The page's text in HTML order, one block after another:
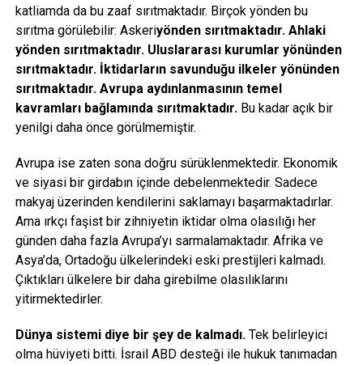
katliamda da bu zaaf sırıtmaktadır. Birçok yönden bu
sırıtma görülebilir: Askeriyönden sırıtmaktadır. Ahlaki
yönden sırıtmaktadır. Uluslararası kurumlar yönünden
sırıtmaktadır. İktidarların savunduğu ilkeler yönünden
sırıtmaktadır. Avrupa aydınlanmasının temel
kavramları bağlamında sırıtmaktadır.Bu kadar açık bir
yenilgi daha önce görülmemiştir.
Avrupa ise zaten sona doğru sürüklenmektedir. Ekonomik
ve siyasi bir girdabın içinde debelenmektedir. Sadece
makyaj üzerinden kendilerini saklamayı başarmaktadırlar.
Ama ırkçı faşist bir zihniyetin iktidar olma olasılığı her
günden daha fazla Avrupa’yı sarmalamaktadır. Afrika ve
Asya’da, Ortadoğu ülkelerindeki eski prestijleri kalmadı.
Çıktıkları ülkelere bir daha girebilme olasılıklarını
yitirmektedirler.
Dünya sistemi diye bir şey de kalmadı.Tek belirleyici
olma hüviyeti bitti. İsrail ABD desteği ile hukuk tanımadan